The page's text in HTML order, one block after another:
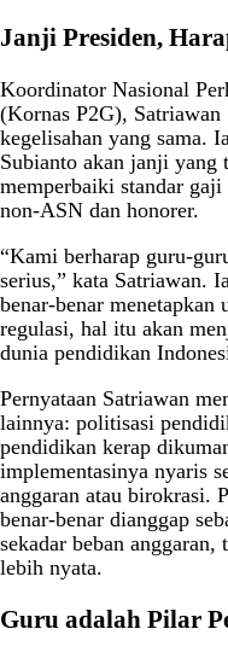
Janji Presiden,
Koordinator Nasional
(Kornas P2G),
kegelisahan yang sama.
Subianto akan janji yang
memperbaiki standar
non-ASN dan honorer.
“Kami berharap guru-
serius,” kata Satriawan.
benar-benar
regulasi, hal itu akan
dunia pendidikan
Pernyataan Satriawan
lainnya: politisasi
pendidikan kerap
implementasinya nyaris
anggaran atau birokrasi.
benar-benar dianggap
sekadar beban
lebih nyata.
Guru adalah Pilar